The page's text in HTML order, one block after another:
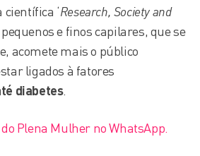
‘Research, Society and
pequenos e finos capilares, que se
acomete mais o público
ligados à fatores
diabetes.
Plena Mulher no WhatsApp.